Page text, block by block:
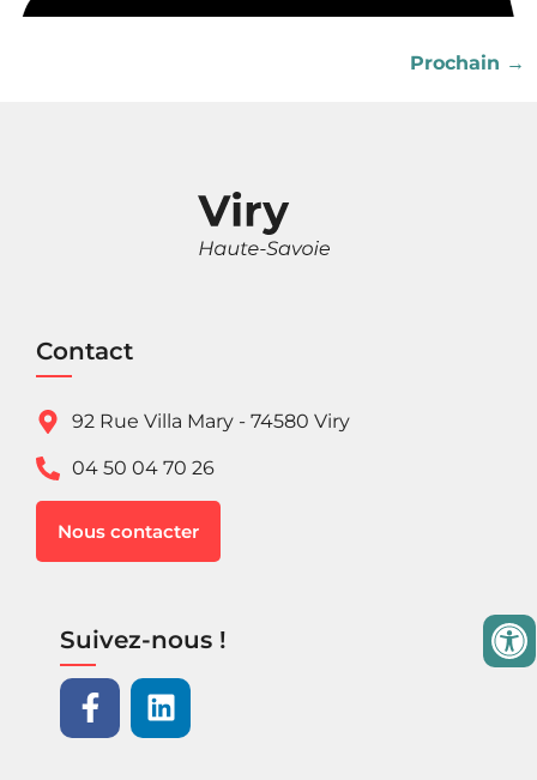
Prochain →
Contact
92 Rue Villa Mary - 74580 Viry
04 50 04 70 26
Nous contacter
Suivez-nous !